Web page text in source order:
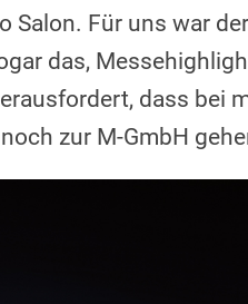
Salon. Für uns war
das,
dass bei
zur M-GmbH